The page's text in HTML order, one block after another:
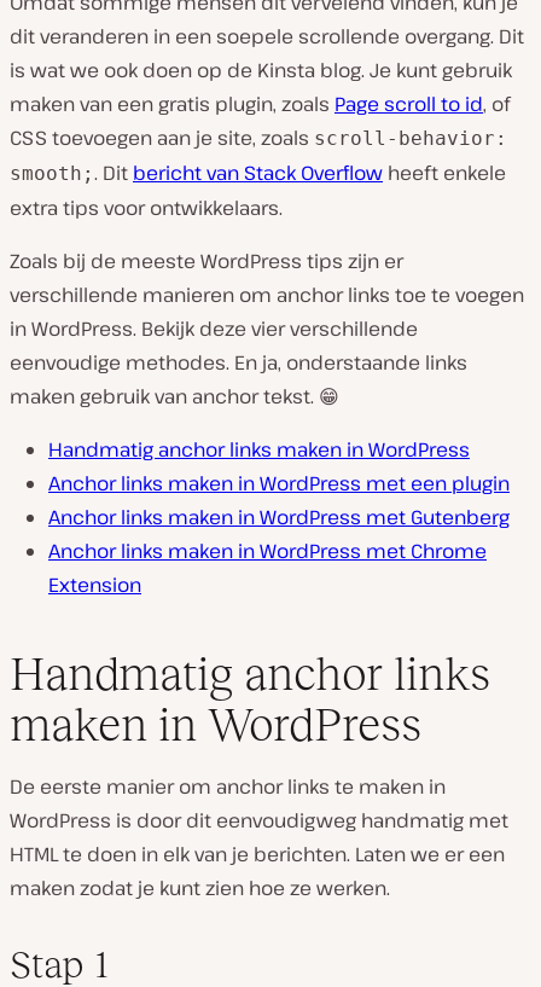
dit veranderen in een soepele scrollende overgang. Dit
is wat we ook doen op de Kinsta blog. Je kunt gebruik
maken van een gratis plugin, zoals Page scroll to id, of
CSS toevoegen aan je site, zoals scroll-behavior:
smooth; . Dit bericht van Stack Overflow heeft enkele
extra tips voor ontwikkelaars.
Zoals bij de meeste WordPress tips zijn er
verschillende manieren om anchor links toe te voegen
in WordPress. Bekijk deze vier verschillende
eenvoudige methodes. En ja, onderstaande links
maken gebruik van anchor tekst. 😁
Handmatig anchor links maken in WordPress
Anchor links maken in WordPress met een plugin
Anchor links maken in WordPress met Gutenberg
Anchor links maken in WordPress met Chrome
Extension
Handmatig anchor links
maken in WordPress
De eerste manier om anchor links te maken in
WordPress is door dit eenvoudigweg handmatig met
HTML te doen in elk van je berichten. Laten we er een
maken zodat je kunt zien hoe ze werken.
Stap 1